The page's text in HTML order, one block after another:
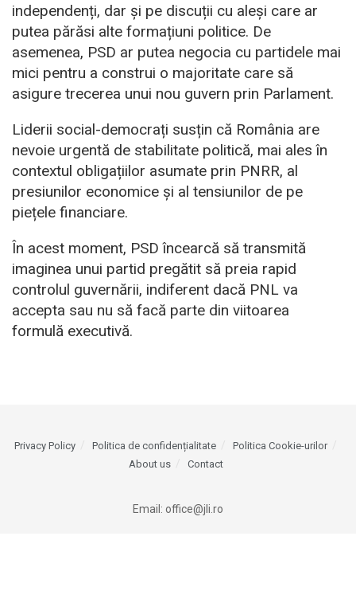
independenți, dar și pe discuții cu aleși care ar
putea părăsi alte formațiuni politice. De
asemenea, PSD ar putea negocia cu partidele mai
mici pentru a construi o majoritate care să
asigure trecerea unui nou guvern prin Parlament.
Liderii social-democrați susțin că România are
nevoie urgentă de stabilitate politică, mai ales în
contextul obligațiilor asumate prin PNRR, al
presiunilor economice și al tensiunilor de pe
piețele financiare.
În acest moment, PSD încearcă să transmită
imaginea unui partid pregătit să preia rapid
controlul guvernării, indiferent dacă PNL va
accepta sau nu să facă parte din viitoarea
formulă executivă.
Privacy Policy Politica de confidențialitate
Politica Cookie-urilor
About us
Contact
Email: office@jli.ro